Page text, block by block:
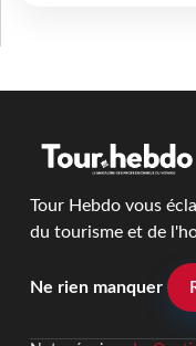
Tour Hebdo vous
du tourisme et de
Ne rien manquer